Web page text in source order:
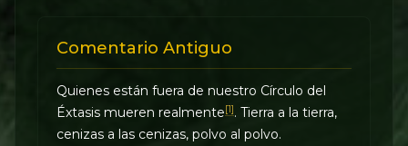
Comentario Antiguo
Quienes están fuera de nuestro Círculo del
Éxtasis mueren realmente[1]. Tierra a la tierra,
cenizas a las cenizas, polvo al polvo.